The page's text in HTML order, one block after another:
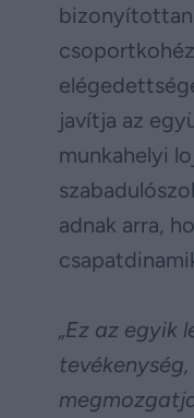
javítja az
munkahelyi
adnak arra,
„Ez az egyik